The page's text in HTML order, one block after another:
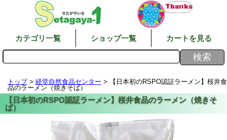
カテゴリ一覧 ショップ一覧 カートを見る
トップ> 経堂自然食品センター > 【日本初のRSPO認証ラーメン】桜井食
品のラーメン（焼きそば）